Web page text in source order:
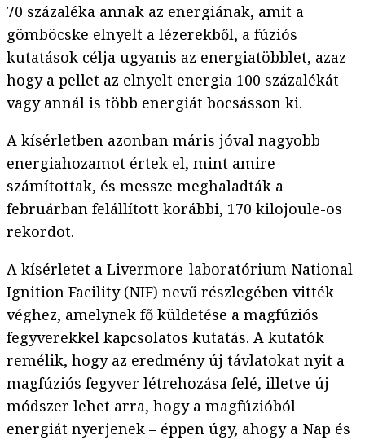
70 százaléka annak az energiának, amit a
gömböcske elnyelt a lézerekből, a fúziós
kutatások célja ugyanis az energiatöbblet, azaz
hogy a pellet az elnyelt energia 100 százalékát
vagy annál is több energiát bocsásson ki.
A kísérletben azonban máris jóval nagyobb
energiahozamot értek el, mint amire
számítottak, és messze meghaladták a
februárban felállított korábbi, 170 kilojoule-os
rekordot.
A kísérletet a Livermore-laboratórium National
Ignition Facility (NIF) nevű részlegében vitték
véghez, amelynek fő küldetése a magfúziós
fegyverekkel kapcsolatos kutatás. A kutatók
remélik, hogy az eredmény új távlatokat nyit a
magfúziós fegyver létrehozása felé, illetve új
módszer lehet arra, hogy a magfúzióból
energiát nyerjenek – éppen úgy, ahogy a Nap és